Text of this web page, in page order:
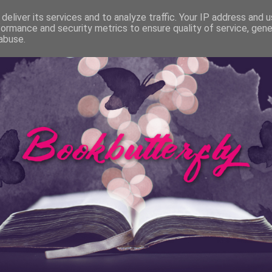
Bücher Rezensionen Autorentage Filme &
its services and to analyze traffic. Your IP address and
and security metrics to ensure quality of service,